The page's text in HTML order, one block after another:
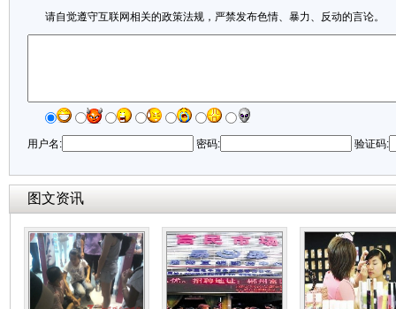
请自觉遵守互联网相关的政策法规，严禁发布色情、暴力、反动的言论。
用户名: 密码: 验证码:
图文资讯